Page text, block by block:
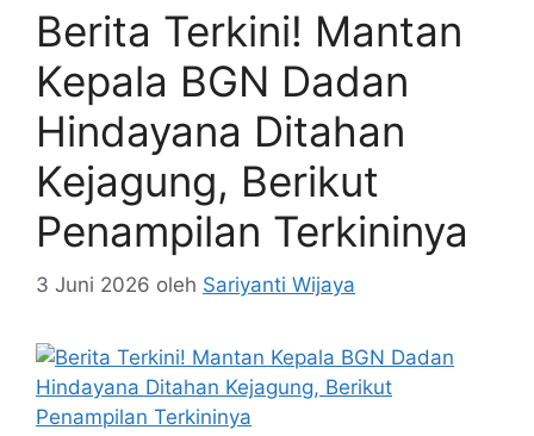
Berita Terkini! Mantan
Kepala BGN Dadan
Hindayana Ditahan
Kejagung, Berikut
Penampilan Terkininya
3 Juni 2026 oleh Sariyanti Wijaya